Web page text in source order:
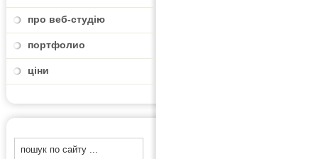
про веб-студію
портфолио
ціни